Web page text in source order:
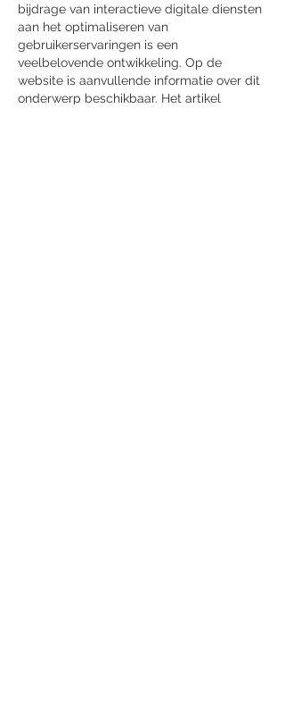
bijdrage van interactieve digitale diensten
aan het optimaliseren van
gebruikerservaringen is een
veelbelovende ontwikkeling. Op de
website is aanvullende informatie over dit
onderwerp beschikbaar. Het artikel